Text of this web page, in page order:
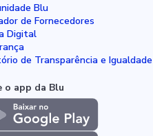
Blu
de Fornecedores
Digital
de Transparência e Igualdade
o app da Blu